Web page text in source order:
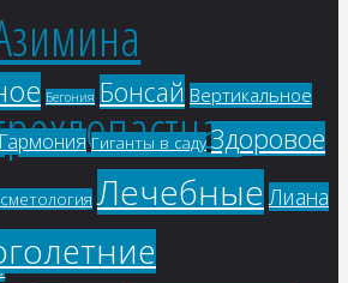
₽
Бегония Бонсай Вертикальное
Гармония Гиганты в саду Здоровое
Лечебные Лиана